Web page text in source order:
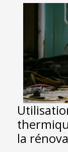
la